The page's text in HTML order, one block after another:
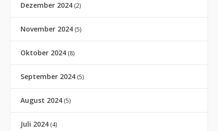
Dezember 2024 (2)
November 2024 (5)
Oktober 2024 (8)
September 2024 (5)
August 2024 (5)
Juli 2024 (4)